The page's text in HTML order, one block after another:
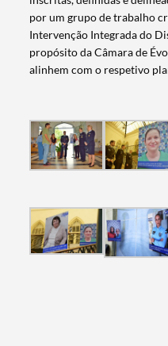
por um grupo de trabalho
Intervenção Integrada do
propósito da Câmara de
alinhem com o respetivo